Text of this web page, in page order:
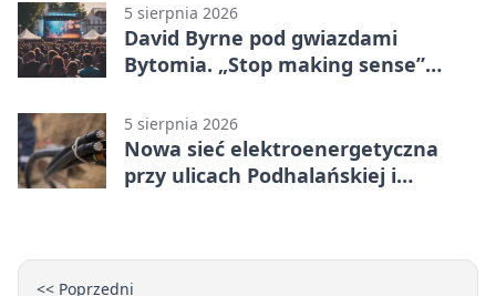
5 sierpnia 2026
David Byrne pod gwiazdami
Bytomia. „Stop making sense”
5 sierpnia 2026
Nowa sieć elektroenergetyczna
przy ulicach Podhalańskiej i
<< Poprzedni